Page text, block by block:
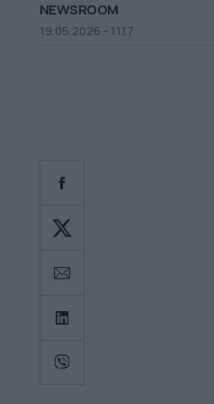
NEWSROOM
19.05.2026 - 11.17